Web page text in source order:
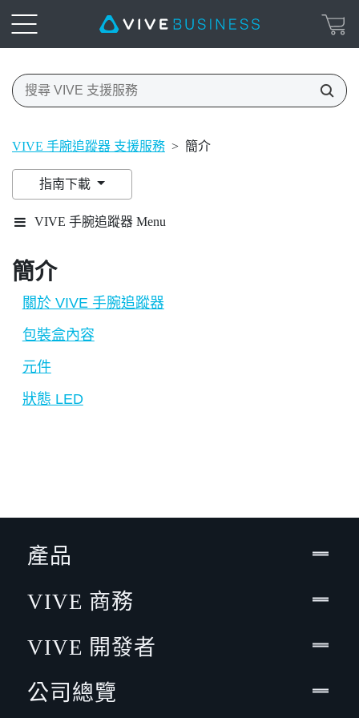
VIVE 手腕追蹤器 支援服務 > 簡介
指南下載
VIVE 手腕追蹤器 Menu
簡介
關於 VIVE 手腕追蹤器
包裝盒內容
元件
狀態 LED
產品
VIVE 商務
VIVE 開發者
公司總覽